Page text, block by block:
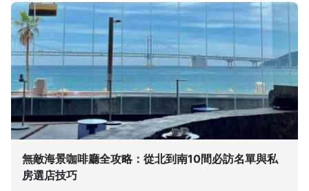
無敵海景咖啡廳全攻略：從北到南10間必訪名單與私
房選店技巧